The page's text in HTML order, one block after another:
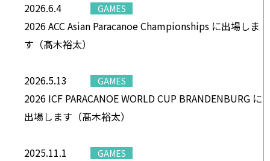
2026.6.4 GAMES
2026 ACC Asian Paracanoe Championships に出場しま
す（髙木裕太）
2026.5.13 GAMES
2026 ICF PARACANOE WORLD CUP BRANDENBURG に
出場します（髙木裕太）
2025.11.1 GAMES